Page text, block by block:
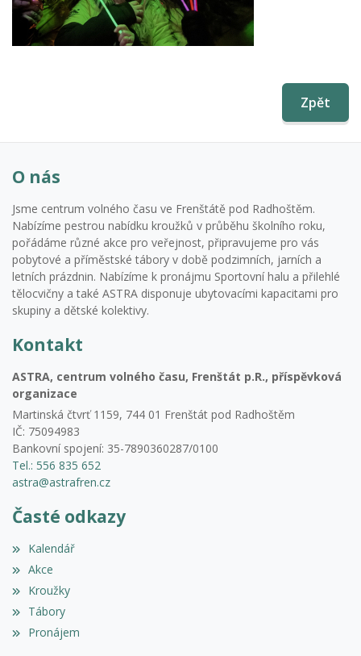
Zpět
O nás
Jsme centrum volného času ve Frenštátě pod Radhoštěm.
Nabízíme pestrou nabídku kroužků v průběhu školního roku,
pořádáme různé akce pro veřejnost, připravujeme pro vás
pobytové a příměstské tábory v době podzimních, jarních a
letních prázdnin. Nabízíme k pronájmu Sportovní halu a přilehlé
tělocvičny a také ASTRA disponuje ubytovacími kapacitami pro
skupiny a dětské kolektivy.
Kontakt
ASTRA, centrum volného času, Frenštát p.R., příspěvková
organizace
Martinská čtvrť 1159, 744 01 Frenštát pod Radhoštěm
IČ: 75094983
Bankovní spojení: 35-7890360287/0100
Tel.: 556 835 652
astra@astrafren.cz
Časté odkazy
Kalendář
Akce
Kroužky
Tábory
Pronájem